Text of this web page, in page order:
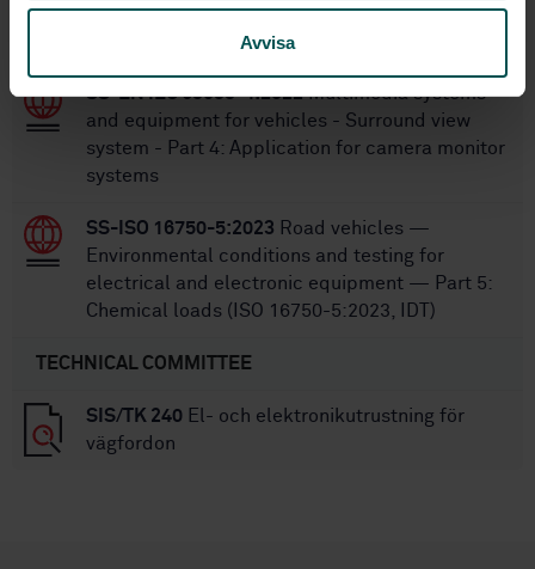
Avvisa
and equipment for vehicle - Surround view
system - Part 3: Measurement methods
SS-EN IEC 63033-4:2022Multimedia systems
and equipment for vehicles - Surround view
system - Part 4: Application for camera monitor
systems
SS-ISO 16750-5:2023 Road vehicles —
Environmental conditions and testing for
electrical and electronic equipment — Part 5:
Chemical loads (ISO 16750-5:2023, IDT)
TECHNICAL COMMITTEE
SIS/TK 240 El- och elektronikutrustning för
vägfordon